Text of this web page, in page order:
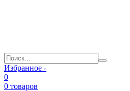
Избранное -
0
0 товаров